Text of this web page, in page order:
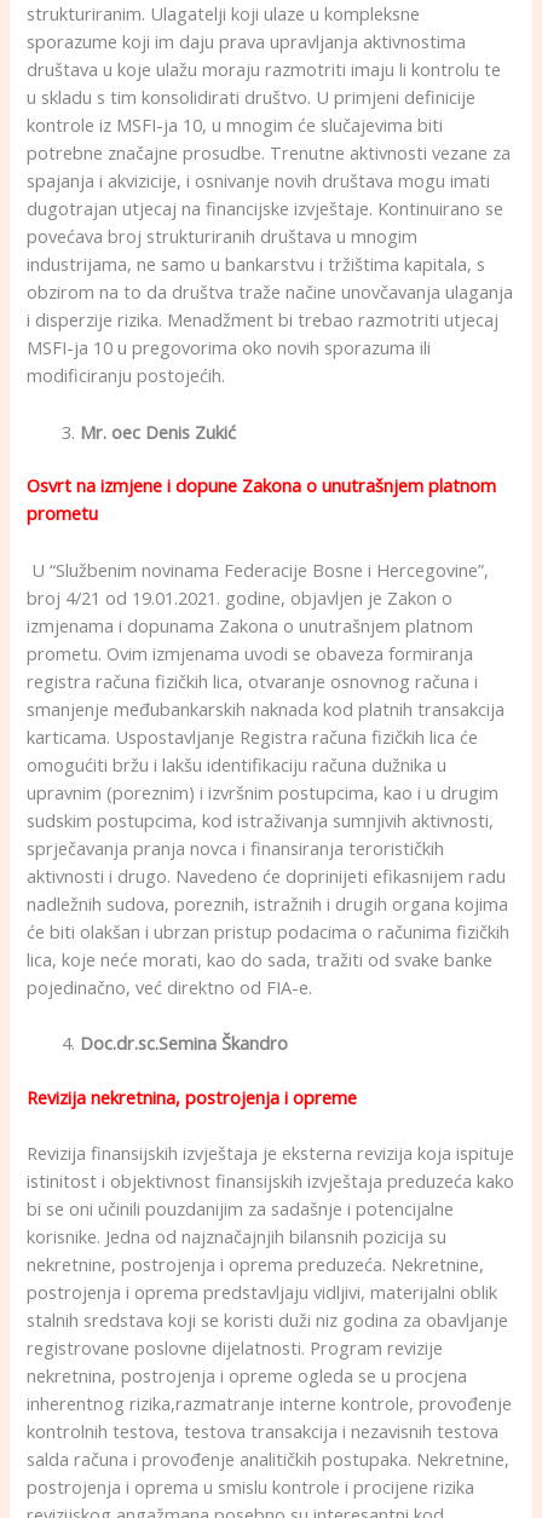
strukturiranim. Ulagatelji koji ulaze u kompleksne
sporazume koji im daju prava upravljanja aktivnostima
društava u koje ulažu moraju razmotriti imaju li kontrolu te
u skladu s tim konsolidirati društvo. U primjeni definicije
kontrole iz MSFI-ja 10, u mnogim će slučajevima biti
potrebne značajne prosudbe. Trenutne aktivnosti vezane za
spajanja i akvizicije, i osnivanje novih društava mogu imati
dugotrajan utjecaj na financijske izvještaje. Kontinuirano se
povećava broj strukturiranih društava u mnogim
industrijama, ne samo u bankarstvu i tržištima kapitala, s
obzirom na to da društva traže načine unovčavanja ulaganja
i disperzije rizika. Menadžment bi trebao razmotriti utjecaj
MSFI-ja 10 u pregovorima oko novih sporazuma ili
modificiranju postojećih.
Mr. oec Denis Zukić
Osvrt na izmjene i dopune Zakona o unutrašnjem platnom
prometu
U “Službenim novinama Federacije Bosne i Hercegovine”,
broj 4/21 od 19.01.2021. godine, objavljen je Zakon o
izmjenama i dopunama Zakona o unutrašnjem platnom
prometu. Ovim izmjenama uvodi se obaveza formiranja
registra računa fizičkih lica, otvaranje osnovnog računa i
smanjenje međubankarskih naknada kod platnih transakcija
karticama. Uspostavljanje Registra računa fizičkih lica će
omogućiti bržu i lakšu identifikaciju računa dužnika u
upravnim (poreznim) i izvršnim postupcima, kao i u drugim
sudskim postupcima, kod istraživanja sumnjivih aktivnosti,
sprječavanja pranja novca i finansiranja terorističkih
aktivnosti i drugo. Navedeno će doprinijeti efikasnijem radu
nadležnih sudova, poreznih, istražnih i drugih organa kojima
će biti olakšan i ubrzan pristup podacima o računima fizičkih
lica, koje neće morati, kao do sada, tražiti od svake banke
pojedinačno, već direktno od FIA-e.
Doc.dr.sc.Semina Škandro
Revizija nekretnina, postrojenja i opreme
Revizija finansijskih izvještaja je eksterna revizija koja ispituje
istinitost i objektivnost finansijskih izvještaja preduzeća kako
bi se oni učinili pouzdanijim za sadašnje i potencijalne
korisnike. Jedna od najznačajnjih bilansnih pozicija su
nekretnine, postrojenja i oprema preduzeća. Nekretnine,
postrojenja i oprema predstavljaju vidljivi, materijalni oblik
stalnih sredstava koji se koristi duži niz godina za obavljanje
registrovane poslovne dijelatnosti. Program revizije
nekretnina, postrojenja i opreme ogleda se u procjena
inherentnog rizika,razmatranje interne kontrole, provođenje
kontrolnih testova, testova transakcija i nezavisnih testova
salda računa i provođenje analitičkih postupaka. Nekretnine,
postrojenja i oprema u smislu kontrole i procijene rizika